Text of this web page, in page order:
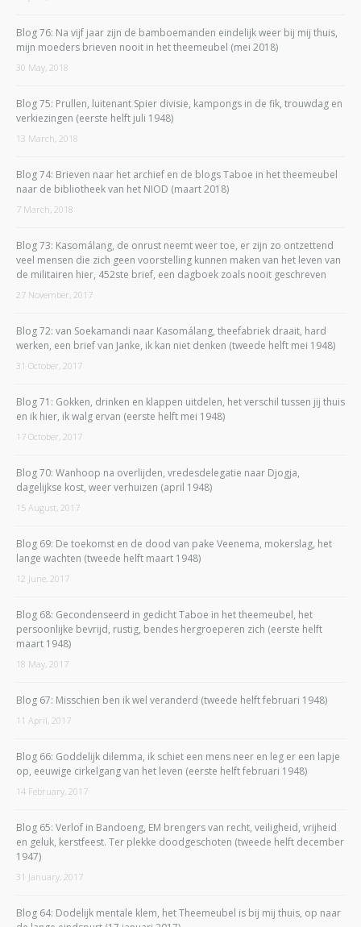
Blog 76: Na vijf jaar zijn de bamboemanden eindelijk weer bij mij thuis,
mijn moeders brieven nooit in het theemeubel (mei 2018)
30 May, 2018
Blog 75: Prullen, luitenant Spier divisie, kampongs in de fik, trouwdag en
verkiezingen (eerste helft juli 1948)
13 March, 2018
Blog 74: Brieven naar het archief en de blogs Taboe in het theemeubel
naar de bibliotheek van het NIOD (maart 2018)
7 March, 2018
Blog 73: Kasomálang, de onrust neemt weer toe, er zijn zo ontzettend
veel mensen die zich geen voorstelling kunnen maken van het leven van
de militairen hier, 452ste brief, een dagboek zoals nooit geschreven
27 November, 2017
Blog 72: van Soekamandi naar Kasomálang, theefabriek draait, hard
werken, een brief van Janke, ik kan niet denken (tweede helft mei 1948)
31 October, 2017
Blog 71: Gokken, drinken en klappen uitdelen, het verschil tussen jij thuis
en ik hier, ik walg ervan (eerste helft mei 1948)
17 October, 2017
Blog 70: Wanhoop na overlijden, vredesdelegatie naar Djogja,
dagelijkse kost, weer verhuizen (april 1948)
15 August, 2017
Blog 69: De toekomst en de dood van pake Veenema, mokerslag, het
lange wachten (tweede helft maart 1948)
12 June, 2017
Blog 68: Gecondenseerd in gedicht Taboe in het theemeubel, het
persoonlijke bevrijd, rustig, bendes hergroeperen zich (eerste helft
maart 1948)
18 May, 2017
Blog 67: Misschien ben ik wel veranderd (tweede helft februari 1948)
11 April, 2017
Blog 66: Goddelijk dilemma, ik schiet een mens neer en leg er een lapje
op, eeuwige cirkelgang van het leven (eerste helft februari 1948)
14 February, 2017
Blog 65: Verlof in Bandoeng, EM brengers van recht, veiligheid, vrijheid
en geluk, kerstfeest. Ter plekke doodgeschoten (tweede helft december
1947)
31 January, 2017
Blog 64: Dodelijk mentale klem, het Theemeubel is bij mij thuis, op naar